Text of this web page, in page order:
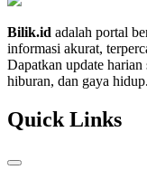
Bilik.id adalah portal
informasi akurat,
Dapatkan update
hiburan, dan gaya hidup.
Quick Links